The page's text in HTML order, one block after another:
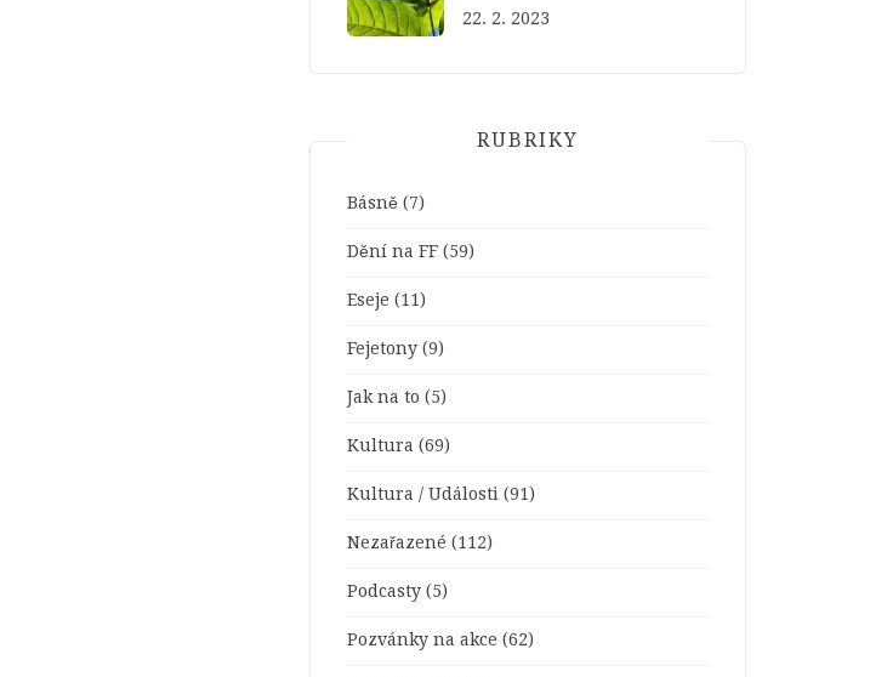
22. 2. 2023
RUBRIKY
Básně (7)
Dění na FF (59)
Eseje (11)
Fejetony (9)
Jak na to (5)
Kultura (69)
Kultura / Události (91)
Nezařazené (112)
Podcasty (5)
Pozvánky na akce (62)